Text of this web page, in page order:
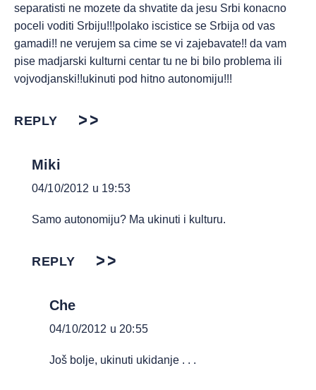
separatisti ne mozete da shvatite da jesu Srbi konacno
poceli voditi Srbiju!!!polako iscistice se Srbija od vas
gamadi!! ne verujem sa cime se vi zajebavate!! da vam
pise madjarski kulturni centar tu ne bi bilo problema ili
vojvodjanski!!ukinuti pod hitno autonomiju!!!
REPLY
Miki
04/10/2012 u 19:53
Samo autonomiju? Ma ukinuti i kulturu.
REPLY
Che
04/10/2012 u 20:55
Još bolje, ukinuti ukidanje . . .